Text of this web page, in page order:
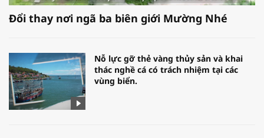
Đổi thay nơi ngã ba biên giới Mường Nhé
Nỗ lực gỡ thẻ vàng thủy sản và khai
thác nghề cá có trách nhiệm tại các
vùng biển.